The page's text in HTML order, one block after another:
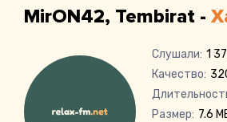
MirON42, Tembirat -
Слушали: 1
Качество:
Размер: 7.6